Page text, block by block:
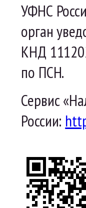
УФНС
орган
КНД
по ПСН.
Сервис
России: